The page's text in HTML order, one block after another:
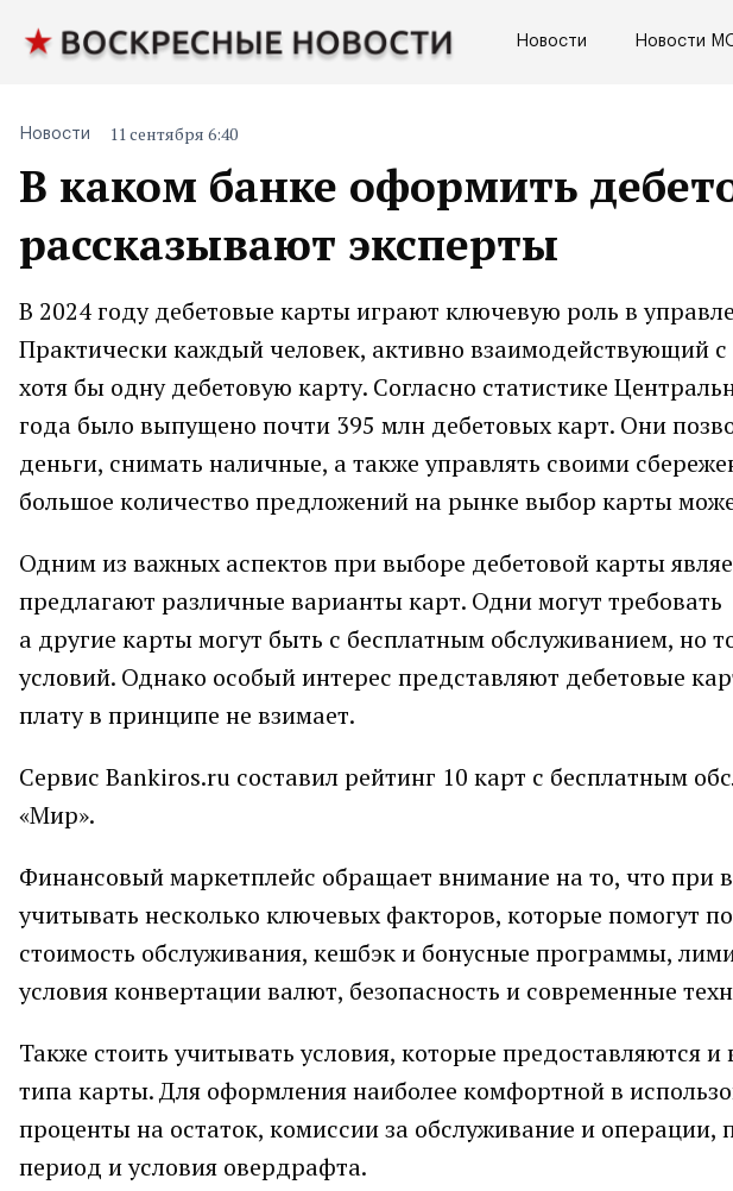
Новости Новости
В каком банке оформить
рассказывают эксперты
Новости 11 сентября 6:40
В 2024 году дебетовые карты играют ключевую роль в
Практически каждый человек, активно взаимодействующий
хотя бы одну дебетовую карту. Согласно статистике
года было выпущено почти 395 млн дебетовых карт. Они
деньги, снимать наличные, а также управлять своими
большое количество предложений на рынке выбор карты
Одним из важных аспектов при выборе дебетовой карты
предлагают различные варианты карт. Одни могут
а другие карты могут быть с бесплатным обслуживанием, но
условий. Однако особый интерес представляют дебетовые
плату в принципе не взимает.
Сервис Bankiros.ru составил рейтинг 10 карт с бесплатным
«Мир».
Финансовый маркетплейс обращает внимание на то, что при
учитывать несколько ключевых факторов, которые помогут
стоимость обслуживания, кешбэк и бонусные программы,
условия конвертации валют, безопасность и современные
Также стоить учитывать условия, которые предоставляются
типа карты. Для оформления наиболее комфортной в
проценты на остаток, комиссии за обслуживание и
период и условия овердрафта.